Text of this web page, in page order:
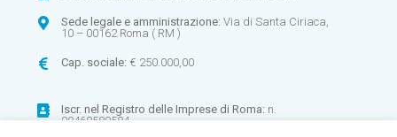
Sede legale e amministrazione: Via di Santa Ciriaca,
10 – 00162 Roma ( RM )
Cap. sociale: € 250.000,00
Iscr. nel Registro delle Imprese di Roma: n.
00468580584